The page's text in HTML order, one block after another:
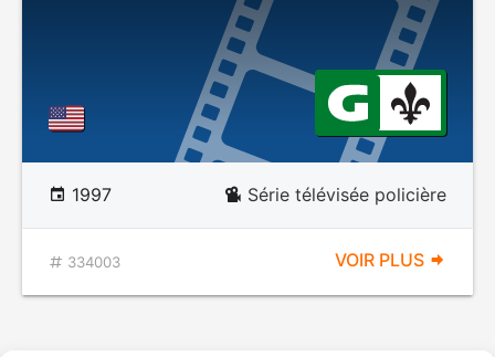
1997 Série télévisée policière
334003 VOIR PLUS